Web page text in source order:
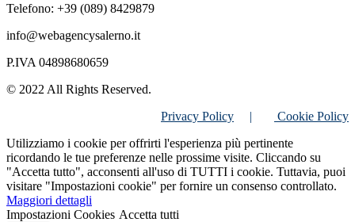
Telefono: +39 (089) 8429879
info@webagencysalerno.it
P.IVA 04898680659
© 2022 All Rights Reserved.
Privacy Policy |
Cookie Policy
Utilizziamo i cookie per offrirti l'esperienza più pertinente
ricordando le tue preferenze nelle prossime visite. Cliccando su
"Accetta tutto", acconsenti all'uso di TUTTI i cookie. Tuttavia, puoi
visitare "Impostazioni cookie" per fornire un consenso controllato.
Maggiori dettagli
Impostazioni Cookies Accetta tutti